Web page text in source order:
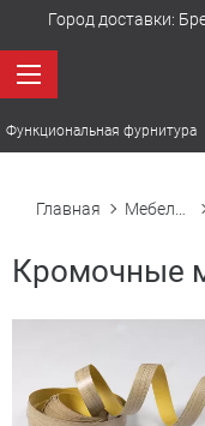
Город доставки:
Функциональная фурнитура
Главная
Кромочные